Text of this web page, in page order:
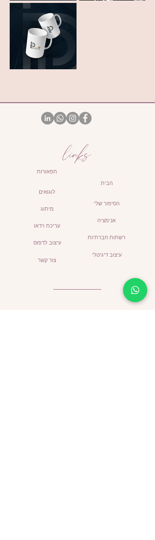
links
תפאורות
הבית
לוגואים
מיתוג
עריכת וידאו
עיצוב לדפוס
צור קשר
הסיפור שלי
אנימציה
רשתות חברתיות
עיצוב דיגיטלי